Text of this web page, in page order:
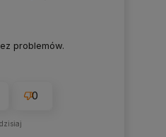
problemów.
0
dzisiaj